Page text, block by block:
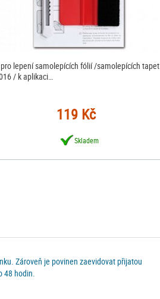
lepení samolepících fólií /samolepících tapet
/ k aplikaci…
119 Kč
Skladem
Zároveň je povinen zaevidovat přijatou
hodin.